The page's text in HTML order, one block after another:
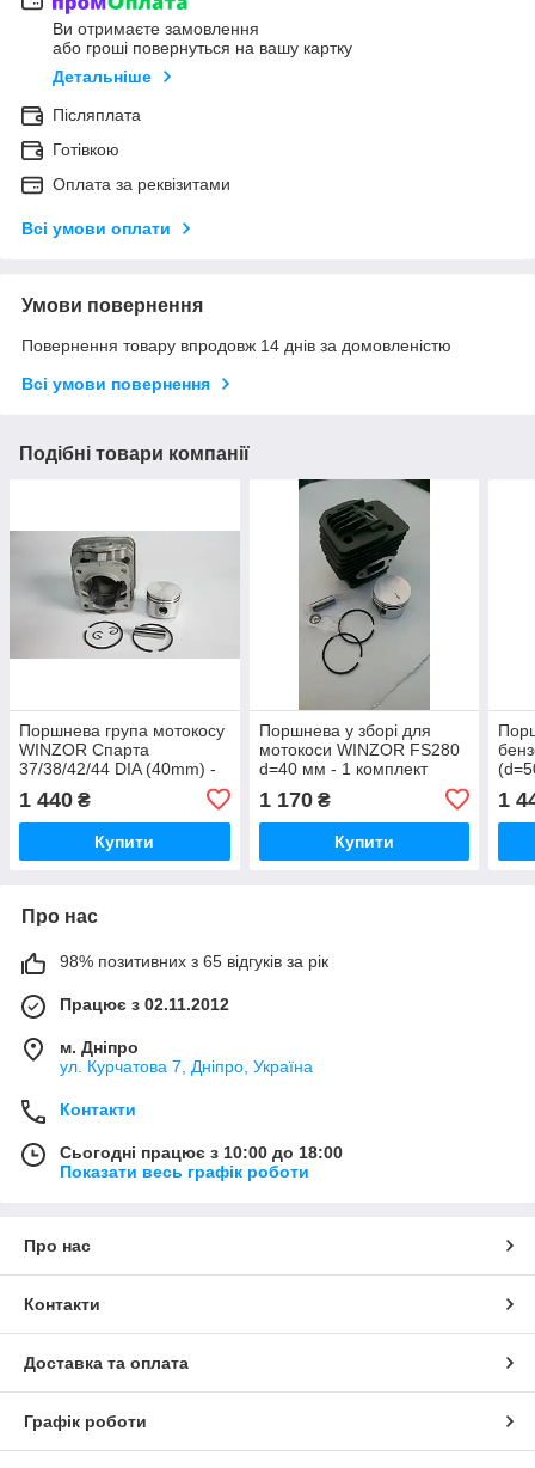
Ви отримаєте замовлення
або гроші повернуться на вашу картку
Детальніше
Післяплата
Готівкою
Оплата за реквізитами
Всі умови оплати
Умови повернення
Повернення товару впродовж 14 днів за домовленістю
Всі умови повернення
Подібні товари компанії
Поршнева група мотокосу
WINZOR Спарта
37/38/42/44 DIA (40mm) -
1 440 ₴
Купити
Поршнева у зборі для
мотокоси WINZOR FS280
d=40 мм - 1 комплект
1 170₴
Купити
1
Про нас
98% позитивних з 65 відгуків за рік
Працює з 02.11.2012
м. Дніпро
ул. Курчатова 7, Дніпро, Україна
Контакти
Сьогодні працює з 10:00 до 18:00
Показати весь графік роботи
Про нас
Контакти
Доставка та оплата
Графік роботи